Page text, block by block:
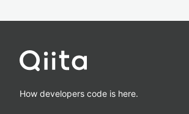
How developers code is here.